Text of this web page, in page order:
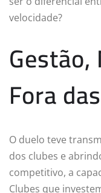
velocidade?
Fora
O duelo teve
dos clubes e
competitivo, a
Clubes que